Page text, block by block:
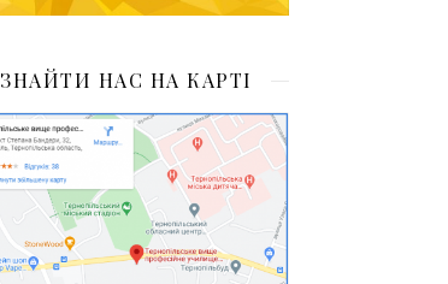
ЗНАЙТИ НАС НА КАРТІ